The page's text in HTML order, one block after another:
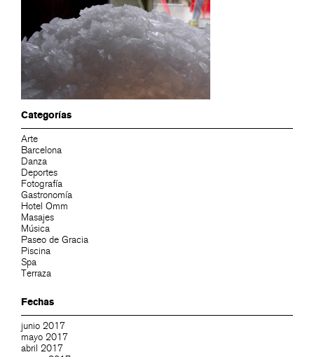
Categorías
Arte
Barcelona
Danza
Deportes
Fotografía
Gastronomía
Hotel Omm
Masajes
Música
Paseo de Gracia
Piscina
Spa
Terraza
Fechas
junio 2017
mayo 2017
abril 2017